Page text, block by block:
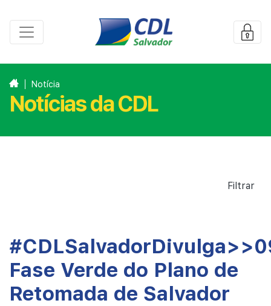
Notícia
Notícias da CDL
Filtrar
Fase Verde do Plano de
Retomada de Salvador